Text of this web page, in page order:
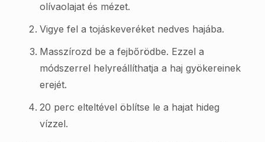
olívaolajat és mézet.
Vigye fel a tojáskeveréket nedves hajába.
Masszírozd be a fejbőrödbe. Ezzel a
módszerrel helyreállíthatja a haj gyökereinek
erejét.
20 perc elteltével öblítse le a hajat hideg
vízzel.